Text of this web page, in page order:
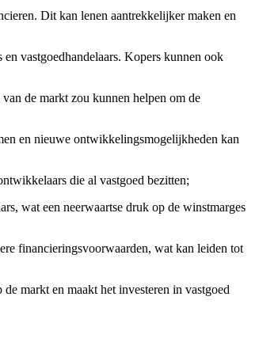
Dit kan lenen aantrekkelijker maken en
vastgoedhandelaars. Kopers kunnen ook
de markt zou kunnen helpen om de
en nieuwe ontwikkelingsmogelijkheden kan
die al vastgoed bezitten;
wat een neerwaartse druk op de winstmarges
financieringsvoorwaarden, wat kan leiden tot
markt en maakt het investeren in vastgoed